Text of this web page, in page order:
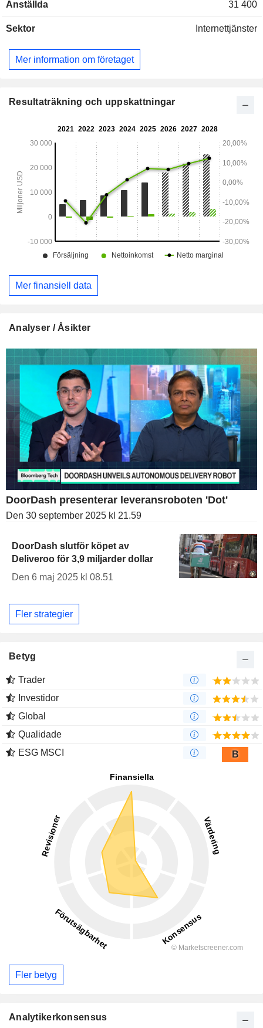
Anställda 31 400
Sektor Internettjänster
Mer information om företaget
Resultaträkning och uppskattningar
Mer finansiell data
Analyser / Åsikter
DoorDash presenterar leveransroboten 'Dot'
Den 30 september 2025 kl 21.59
DoorDash slutför köpet av
Deliveroo för 3,9 miljarder dollar
Den 6 maj 2025 kl 08.51
Fler strategier
Betyg
Trader
Investidor
Global
Qualidade
ESG MSCI
B
Fler betyg
Analytikerkonsensus